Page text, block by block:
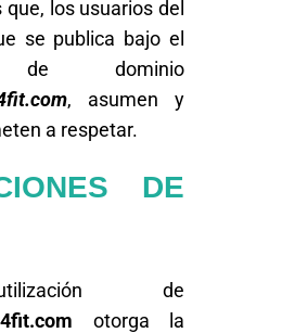
los usuarios del
se publica bajo el
de dominio
, asumen y
a respetar.
DE
de
otorga la